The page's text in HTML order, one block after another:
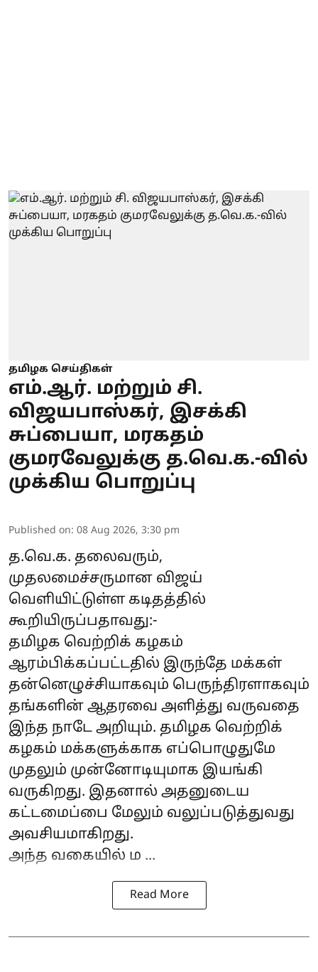
தமிழக செய்திகள்
எம்.ஆர். மற்றும் சி.
விஜயபாஸ்கர், இசக்கி
சுப்பையா, மரகதம்
குமரவேலுக்கு த.வெ.க.-வில்
முக்கிய பொறுப்பு
Published on: 08 Aug 2026, 3:30 pm
த.வெ.க. தலைவரும்,
முதலமைச்சருமான விஜய்
வெளியிட்டுள்ள கடிதத்தில்
கூறியிருப்பதாவது:-
தமிழக வெற்றிக் கழகம்
ஆரம்பிக்கப்பட்டதில் இருந்தே மக்கள்
தன்னெழுச்சியாகவும் பெருந்திரளாகவும்
தங்களின் ஆதரவை அளித்து வருவதை
இந்த நாடே அறியும். தமிழக வெற்றிக்
கழகம் மக்களுக்காக எப்பொழுதுமே
முதலும் முன்னோடியுமாக இயங்கி
வருகிறது. இதனால் அதனுடைய
கட்டமைப்பை மேலும் வலுப்படுத்துவது
அவசியமாகிறது.
அந்த வகையில் ம ...
Read More